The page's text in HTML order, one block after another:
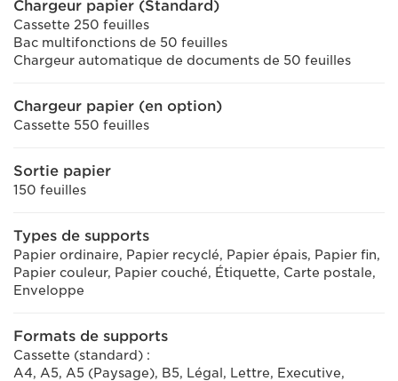
Chargeur papier (Standard)
Cassette 250 feuilles
Bac multifonctions de 50 feuilles
Chargeur automatique de documents de 50 feuilles
Chargeur papier (en option)
Cassette 550 feuilles
Sortie papier
150 feuilles
Types de supports
Papier ordinaire, Papier recyclé, Papier épais, Papier fin,
Papier couleur, Papier couché, Étiquette, Carte postale,
Enveloppe
Formats de supports
Cassette (standard) :
A4, A5, A5 (Paysage), B5, Légal, Lettre, Executive,